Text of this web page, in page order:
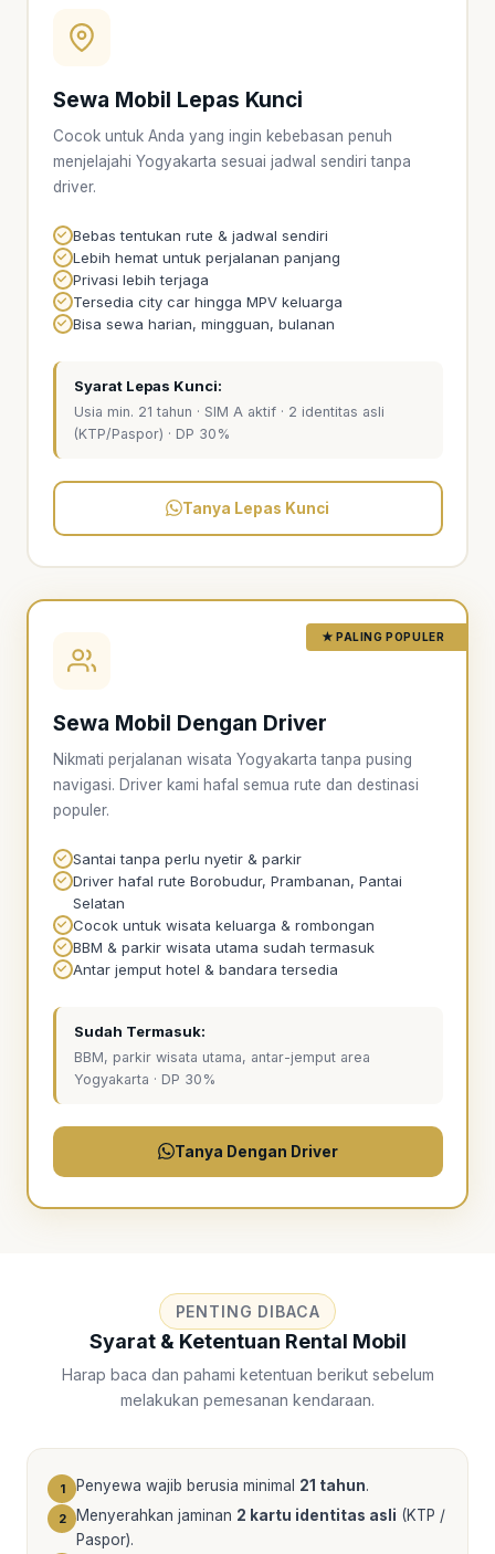
Sewa Mobil Lepas Kunci
Cocok untuk Anda yang ingin kebebasan penuh
menjelajahi Yogyakarta sesuai jadwal sendiri tanpa
driver.
Bebas tentukan rute & jadwal sendiri
Lebih hemat untuk perjalanan panjang
Privasi lebih terjaga
Tersedia city car hingga MPV keluarga
Bisa sewa harian, mingguan, bulanan
Syarat Lepas Kunci:
Usia min. 21 tahun · SIM A aktif · 2 identitas asli
(KTP/Paspor) · DP 30%
Tanya Lepas Kunci
★ PALING POPULER
Sewa Mobil Dengan Driver
Nikmati perjalanan wisata Yogyakarta tanpa pusing
navigasi. Driver kami hafal semua rute dan destinasi
populer.
Santai tanpa perlu nyetir & parkir
Driver hafal rute Borobudur, Prambanan, Pantai
Selatan
Cocok untuk wisata keluarga & rombongan
BBM & parkir wisata utama sudah termasuk
Antar jemput hotel & bandara tersedia
Sudah Termasuk:
BBM, parkir wisata utama, antar-jemput area
Yogyakarta · DP 30%
Tanya Dengan Driver
PENTING DIBACA
Syarat & Ketentuan Rental Mobil
Harap baca dan pahami ketentuan berikut sebelum
melakukan pemesanan kendaraan.
1 Penyewa wajib berusia minimal 21 tahun.
2 Menyerahkan jaminan 2 kartu identitas asli (KTP /
Paspor).